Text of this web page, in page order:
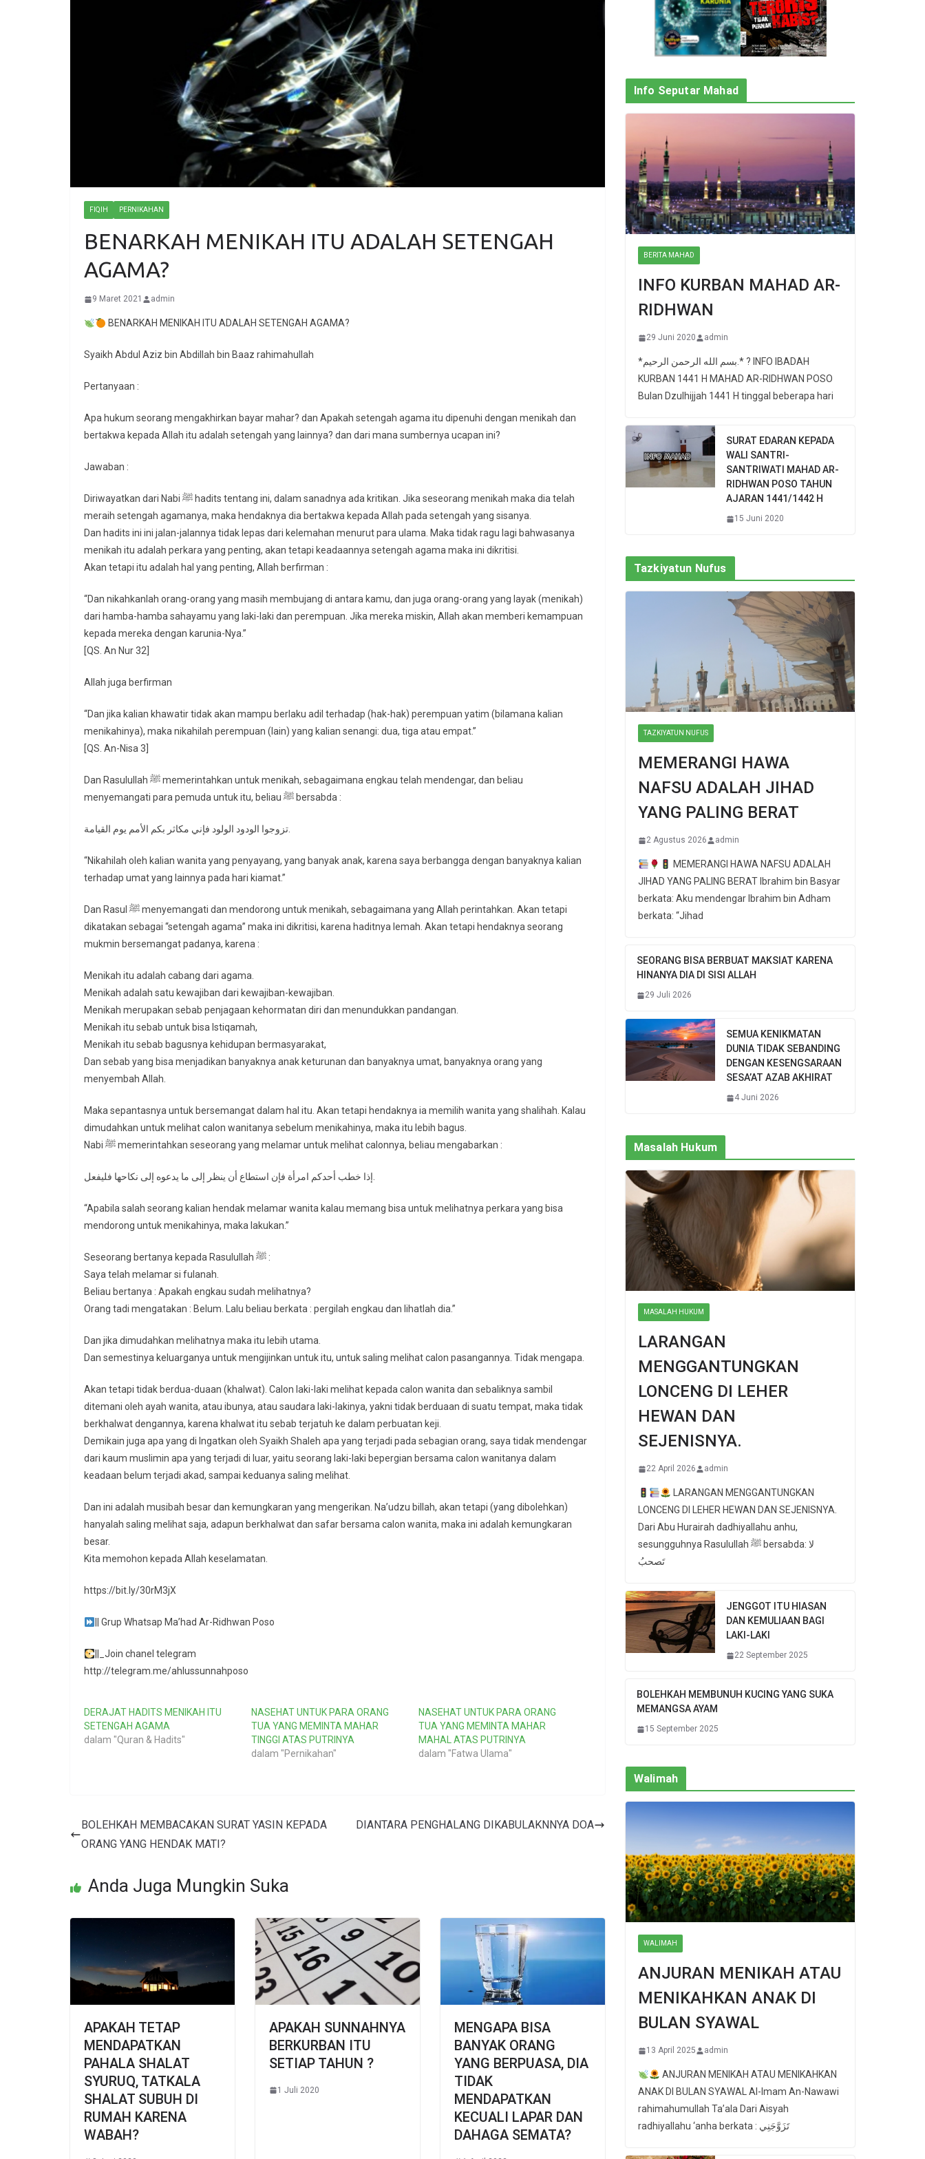
FIQIH PERNIKAHAN
BENARKAH MENIKAH ITU ADALAH SETENGAH
AGAMA?
9 Maret 2021 admin
BENARKAH MENIKAH ITU ADALAH SETENGAH AGAMA?
Syaikh Abdul Aziz bin Abdillah bin Baaz rahimahullah
Pertanyaan :
Apa hukum seorang mengakhirkan bayar mahar? dan Apakah setengah agama itu dipenuhi dengan menikah dan
bertakwa kepada Allah itu adalah setengah yang lainnya? dan dari mana sumbernya ucapan ini?
Jawaban :
Diriwayatkan dari Nabi ﷺ hadits tentang ini, dalam sanadnya ada kritikan. Jika seseorang menikah maka dia telah
meraih setengah agamanya, maka hendaknya dia bertakwa kepada Allah pada setengah yang sisanya.
Dan hadits ini ini jalan-jalannya tidak lepas dari kelemahan menurut para ulama. Maka tidak ragu lagi bahwasanya
menikah itu adalah perkara yang penting, akan tetapi keadaannya setengah agama maka ini dikritisi.
Akan tetapi itu adalah hal yang penting, Allah berfirman :
“Dan nikahkanlah orang-orang yang masih membujang di antara kamu, dan juga orang-orang yang layak (menikah)
dari hamba-hamba sahayamu yang laki-laki dan perempuan. Jika mereka miskin, Allah akan memberi kemampuan
kepada mereka dengan karunia-Nya.”
[QS. An Nur 32]
Allah juga berfirman
“Dan jika kalian khawatir tidak akan mampu berlaku adil terhadap (hak-hak) perempuan yatim (bilamana kalian
menikahinya), maka nikahilah perempuan (lain) yang kalian senangi: dua, tiga atau empat.”
[QS. An-Nisa 3]
Dan Rasulullah ﷺ memerintahkan untuk menikah, sebagaimana engkau telah mendengar, dan beliau
menyemangati para pemuda untuk itu, beliau ﷺ bersabda :
تزوجوا الودود الولود فإني مكاثر بكم الأمم يوم القيامة.
“Nikahilah oleh kalian wanita yang penyayang, yang banyak anak, karena saya berbangga dengan banyaknya kalian
terhadap umat yang lainnya pada hari kiamat.”
Dan Rasul ﷺ menyemangati dan mendorong untuk menikah, sebagaimana yang Allah perintahkan. Akan tetapi
dikatakan sebagai “setengah agama” maka ini dikritisi, karena haditnya lemah. Akan tetapi hendaknya seorang
mukmin bersemangat padanya, karena :
Menikah itu adalah cabang dari agama.
Menikah adalah satu kewajiban dari kewajiban-kewajiban.
Menikah merupakan sebab penjagaan kehormatan diri dan menundukkan pandangan.
Menikah itu sebab untuk bisa Istiqamah,
Menikah itu sebab bagusnya kehidupan bermasyarakat,
Dan sebab yang bisa menjadikan banyaknya anak keturunan dan banyaknya umat, banyaknya orang yang
menyembah Allah.
Maka sepantasnya untuk bersemangat dalam hal itu. Akan tetapi hendaknya ia memilih wanita yang shalihah. Kalau
dimudahkan untuk melihat calon wanitanya sebelum menikahinya, maka itu lebih bagus.
Nabi ﷺ memerintahkan seseorang yang melamar untuk melihat calonnya, beliau mengabarkan :
إذا خطب أحدكم امرأة فإن استطاع أن ينظر إلى ما يدعوه إلى نكاحها فليفعل.
“Apabila salah seorang kalian hendak melamar wanita kalau memang bisa untuk melihatnya perkara yang bisa
mendorong untuk menikahinya, maka lakukan.”
Seseorang bertanya kepada Rasulullah ﷺ :
Saya telah melamar si fulanah.
Beliau bertanya : Apakah engkau sudah melihatnya?
Orang tadi mengatakan : Belum. Lalu beliau berkata : pergilah engkau dan lihatlah dia.”
Dan jika dimudahkan melihatnya maka itu lebih utama.
Dan semestinya keluarganya untuk mengijinkan untuk itu, untuk saling melihat calon pasangannya. Tidak mengapa.
Akan tetapi tidak berdua-duaan (khalwat). Calon laki-laki melihat kepada calon wanita dan sebaliknya sambil
ditemani oleh ayah wanita, atau ibunya, atau saudara laki-lakinya, yakni tidak berduaan di suatu tempat, maka tidak
berkhalwat dengannya, karena khalwat itu sebab terjatuh ke dalam perbuatan keji.
Demikain juga apa yang di Ingatkan oleh Syaikh Shaleh apa yang terjadi pada sebagian orang, saya tidak mendengar
dari kaum muslimin apa yang terjadi di luar, yaitu seorang laki-laki bepergian bersama calon wanitanya dalam
keadaan belum terjadi akad, sampai keduanya saling melihat.
Dan ini adalah musibah besar dan kemungkaran yang mengerikan. Na’udzu billah, akan tetapi (yang dibolehkan)
hanyalah saling melihat saja, adapun berkhalwat dan safar bersama calon wanita, maka ini adalah kemungkaran
besar.
Kita memohon kepada Allah keselamatan.
https://bit.ly/30rM3jX
|| Grup Whatsap Ma’had Ar-Ridhwan Poso
||_Join chanel telegram
http://telegram.me/ahlussunnahposo
DERAJAT HADITS MENIKAH ITU
SETENGAH AGAMA
dalam "Quran & Hadits"
NASEHAT UNTUK PARA ORANG
TUA YANG MEMINTA MAHAR
TINGGI ATAS PUTRINYA
dalam "Pernikahan"
NASEHAT UNTUK PARA ORANG
TUA YANG MEMINTA MAHAR
MAHAL ATAS PUTRINYA
dalam "Fatwa Ulama"
BOLEHKAH MEMBACAKAN SURAT YASIN KEPADA
ORANG YANG HENDAK MATI?
DIANTARA PENGHALANG DIKABULAKNNYA DOA
Anda Juga Mungkin Suka
APAKAH TETAP
MENDAPATKAN
PAHALA SHALAT
SYURUQ, TATKALA
SHALAT SUBUH DI
RUMAH KARENA
WABAH?
APAKAH SUNNAHNYA
BERKURBAN ITU
SETIAP TAHUN ?
1 Juli 2020
MENGAPA BISA
BANYAK ORANG
YANG BERPUASA, DIA
TIDAK
MENDAPATKAN
KECUALI LAPAR DAN
DAHAGA SEMATA?
Info Seputar Mahad
BERITA MAHAD
INFO KURBAN MAHAD AR-
RIDHWAN
29 Juni 2020 admin
*بسم الله الرحمن الرحيم.* ? INFO IBADAH
KURBAN 1441 H MAHAD AR-RIDHWAN POSO
Bulan Dzulhijjah 1441 H tinggal beberapa hari
SURAT EDARAN KEPADA
WALI SANTRI-
SANTRIWATI MAHAD AR-
RIDHWAN POSO TAHUN
AJARAN 1441/1442 H
15 Juni 2020
Tazkiyatun Nufus
TAZKIYATUN NUFUS
MEMERANGI HAWA
NAFSU ADALAH JIHAD
YANG PALING BERAT
2 Agustus 2026 admin
MEMERANGI HAWA NAFSU ADALAH
JIHAD YANG PALING BERAT Ibrahim bin Basyar
berkata: Aku mendengar Ibrahim bin Adham
berkata: “Jihad
SEORANG BISA BERBUAT MAKSIAT KARENA
HINANYA DIA DI SISI ALLAH
29 Juli 2026
SEMUA KENIKMATAN
DUNIA TIDAK SEBANDING
DENGAN KESENGSARAAN
SESA’AT AZAB AKHIRAT
4 Juni 2026
Masalah Hukum
MASALAH HUKUM
LARANGAN
MENGGANTUNGKAN
LONCENG DI LEHER
HEWAN DAN
SEJENISNYA.
22 April 2026 admin
LARANGAN MENGGANTUNGKAN
LONCENG DI LEHER HEWAN DAN SEJENISNYA.
Dari Abu Hurairah dadhiyallahu anhu,
sesungguhnya Rasulullah ﷺ bersabda: لا
تَصحبُ
JENGGOT ITU HIASAN
DAN KEMULIAAN BAGI
LAKI-LAKI
22 September 2025
BOLEHKAH MEMBUNUH KUCING YANG SUKA
MEMANGSA AYAM
15 September 2025
Walimah
WALIMAH
ANJURAN MENIKAH ATAU
MENIKAHKAN ANAK DI
BULAN SYAWAL
13 April 2025 admin
ANJURAN MENIKAH ATAU MENIKAHKAN
ANAK DI BULAN SYAWAL Al-Imam An-Nawawi
rahimahumullah Ta’ala Dari Aisyah
radhiyallahu ‘anha berkata : تَزَوَّجَنِي